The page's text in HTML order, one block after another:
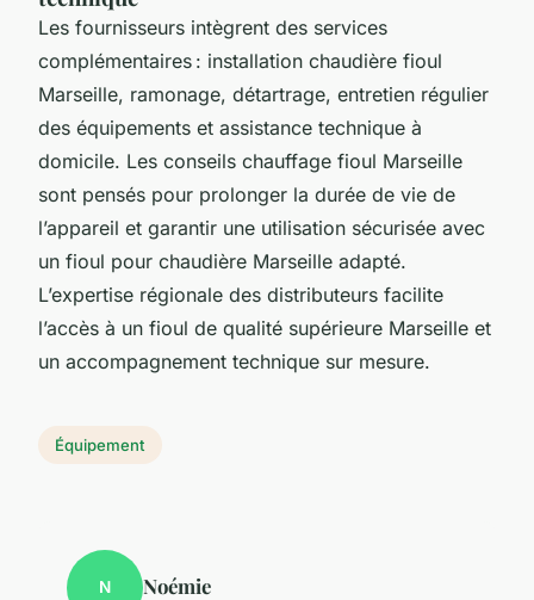
Les fournisseurs intègrent des services
complémentaires : installation chaudière fioul
Marseille, ramonage, détartrage, entretien régulier
des équipements et assistance technique à
domicile. Les conseils chauffage fioul Marseille
sont pensés pour prolonger la durée de vie de
l’appareil et garantir une utilisation sécurisée avec
un fioul pour chaudière Marseille adapté.
L’expertise régionale des distributeurs facilite
l’accès à un fioul de qualité supérieure Marseille et
un accompagnement technique sur mesure.
Équipement
N Noémie